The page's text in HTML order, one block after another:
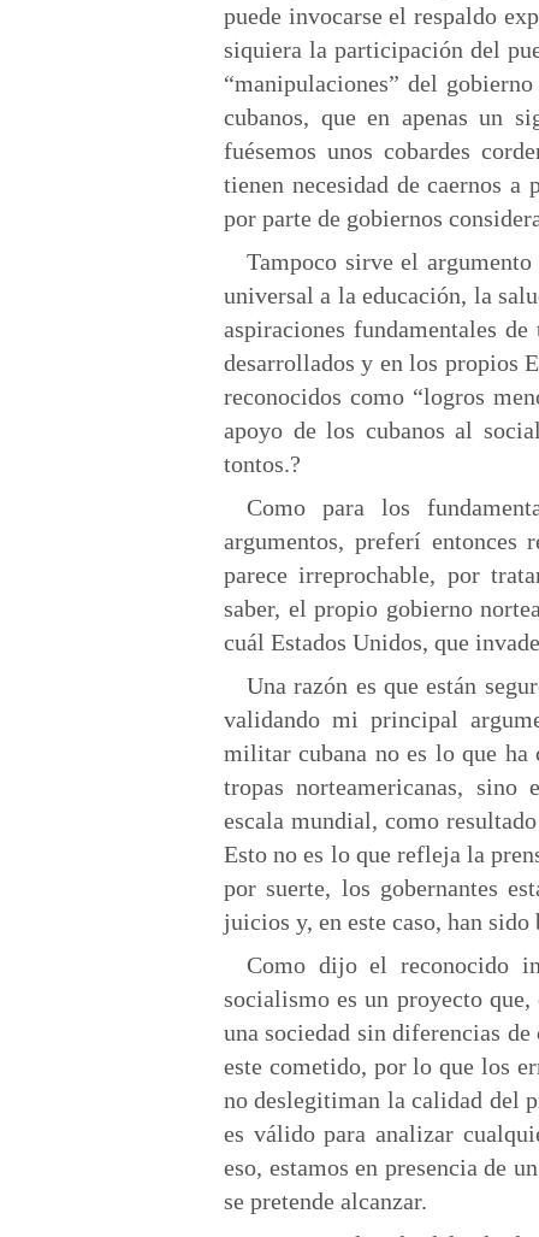
puede invocarse el respaldo
siquiera la participación del
“manipulaciones” del
cubanos, que en apenas un
fuésemos unos cobardes
tienen necesidad de caernos
por parte de gobiernos
Tampoco sirve el
universal a la educación, la
aspiraciones fundamentales
desarrollados y en los propios
reconocidos como “logros
apoyo de los cubanos al
tontos.?
Como para los
argumentos, preferí
parece irreprochable, por
saber, el propio gobierno
cuál Estados Unidos, que
Una razón es que están
validando mi principal
militar cubana no es lo que ha
tropas norteamericanas,
escala mundial, como
Esto no es lo que refleja la
por suerte, los gobernantes
juicios y, en este caso, han sido
Como dijo el reconocido
socialismo es un proyecto
una sociedad sin diferencias
este cometido, por lo que los
no deslegitiman la calidad del
es válido para analizar
eso, estamos en presencia de
se pretende alcanzar.